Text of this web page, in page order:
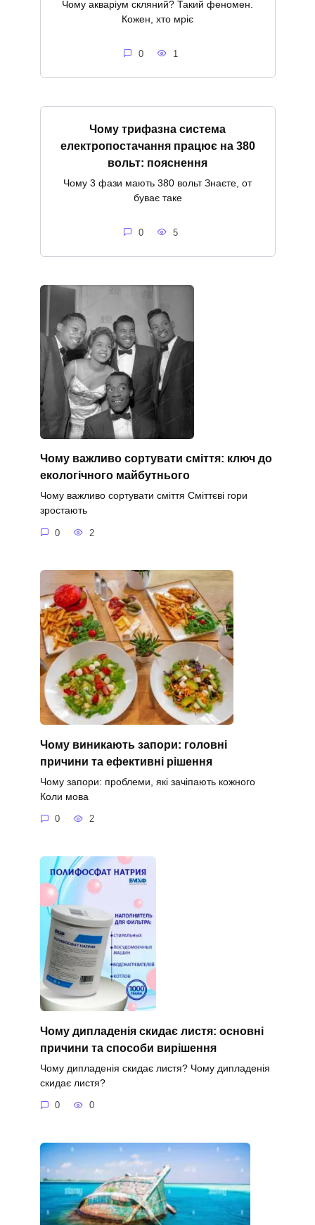
Чому акваріум скляний? Такий феномен.
Кожен, хто мріє
0 1
Чому трифазна система
електропостачання працює на 380
вольт: пояснення
Чому 3 фази мають 380 вольт Знаєте, от
буває таке
0 5
Чому важливо сортувати сміття: ключ до
екологічного майбутнього
Чому важливо сортувати сміття Сміттєві гори
зростають
0 2
Чому виникають запори: головні
причини та ефективні рішення
Чому запори: проблеми, які зачіпають кожного
Коли мова
0 2
Чому дипладенія скидає листя: основні
причини та способи вирішення
Чому дипладенія скидає листя? Чому дипладенія
скидає листя?
0 0